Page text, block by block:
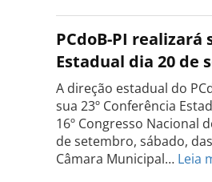
PCdoB-PI realizará
Estadual dia 20 de
A direção estadual do
sua 23º Conferência
16º Congresso Nacional
de setembro, sábado,
Câmara Municipal… Leia